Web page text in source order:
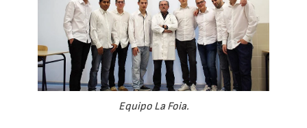
Equipo La Foia.